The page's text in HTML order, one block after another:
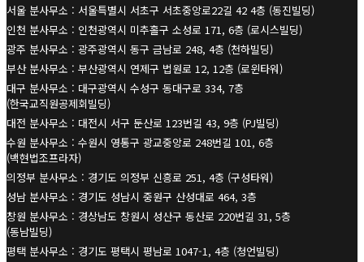
서울 분사무소 : 서울특별시 서초구 서초중앙로22길 42 4층 (동진빌딩)
인천 분사무소 : 인천광역시 미추홀구 소성로 171, 6층 (로시스빌딩)
광주 분사무소 : 광주광역시 동구 금남로 248, 4층 (천하빌딩)
부산 분사무소 : 부산광역시 연제구 법원로 12, 12층 (로윈타워)
대구 분사무소 : 대구광역시 수성구 동대구로 334, 7층
(한국교직원공제회빌딩)
대전 분사무소 : 대전시 서구 둔산로 123번길 43, 9층 (PJ빌딩)
수원 분사무소 : 수원시 영통구 광교중앙로 248번길 101, 6층
(백현법조프라자)
의정부 분사무소 : 경기도 의정부 신흥로 251, 4층 (구성타워)
성남 분사무소 : 경기도 성남시 중원구 산성대로 464, 3층
창원 분사무소 : 경상남도 창원시 성산구 동산로 220번길 31, 5층
(동남빌딩)
평택 분사무소 : 경기도 평택시 평남로 1047-1, 4층 (청언빌딩)